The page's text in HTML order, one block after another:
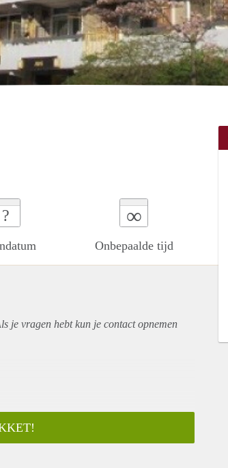
? ∞
Onbepaalde tijd
je vragen hebt kun je contact opnemen